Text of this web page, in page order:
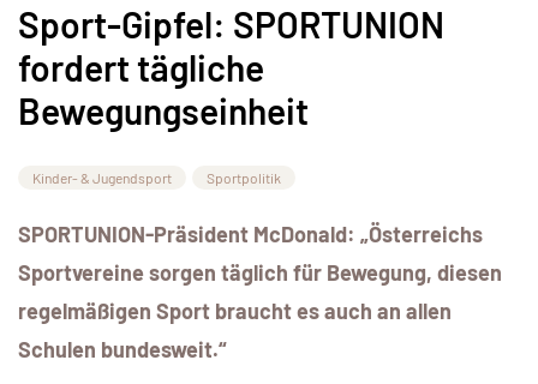
Sport-Gipfel: SPORTUNION
fordert tägliche
Bewegungseinheit
Kinder- & Jugendsport Sportpolitik
SPORTUNION-Präsident McDonald: „Österreichs
Sportvereine sorgen täglich für Bewegung, diesen
regelmäßigen Sport braucht es auch an allen
Schulen bundesweit.“